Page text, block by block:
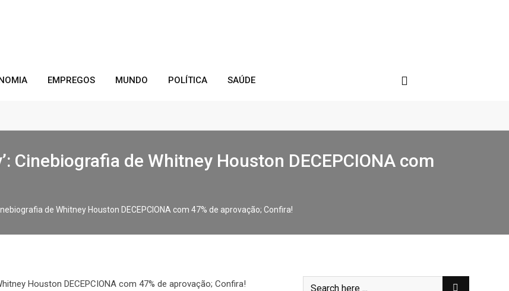
EMPREGOS MUNDO POLÍTICA SAÚDE
Cinebiografia de Whitney Houston DECEPCIONA com
de Whitney Houston DECEPCIONA com 47% de aprovação; Confira!